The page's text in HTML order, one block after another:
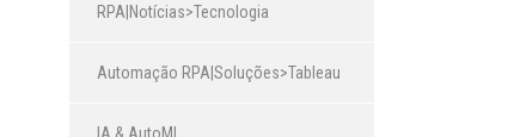
RPA|Notícias>Tecnologia
Automação RPA|Soluções>Tableau